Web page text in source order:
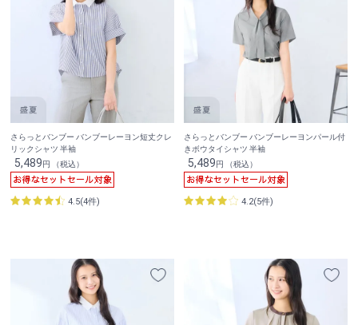
さらっとバンブー バンブーレーヨン短丈クレ
リックシャツ 半袖
5,489円 （税込）
4.5(4件)
さらっとバンブー バンブーレーヨンパール付
きボウタイシャツ 半袖
5,489円 （税込）
4.2(5件)